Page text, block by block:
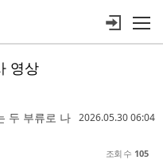
영상
2026.05.30 06:04
두 부류로 나
조회 수 105
북5
북5
북5
북5